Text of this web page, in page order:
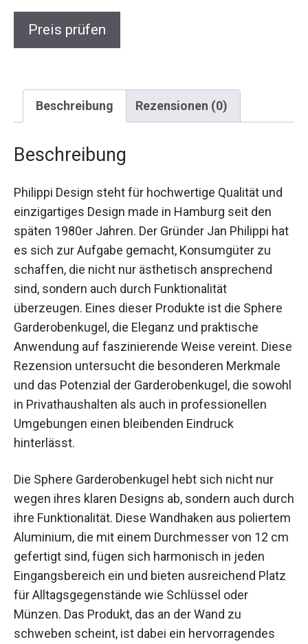
Preis prüfen
Beschreibung Rezensionen (0)
Beschreibung
Philippi Design steht für hochwertige Qualität und
einzigartiges Design made in Hamburg seit den
späten 1980er Jahren. Der Gründer Jan Philippi hat
es sich zur Aufgabe gemacht, Konsumgüter zu
schaffen, die nicht nur ästhetisch ansprechend
sind, sondern auch durch Funktionalität
überzeugen. Eines dieser Produkte ist die Sphere
Garderobenkugel, die Eleganz und praktische
Anwendung auf faszinierende Weise vereint. Diese
Rezension untersucht die besonderen Merkmale
und das Potenzial der Garderobenkugel, die sowohl
in Privathaushalten als auch in professionellen
Umgebungen einen bleibenden Eindruck
hinterlässt.
Die Sphere Garderobenkugel hebt sich nicht nur
wegen ihres klaren Designs ab, sondern auch durch
ihre Funktionalität. Diese Wandhaken aus poliertem
Aluminium, die mit einem Durchmesser von 12 cm
gefertigt sind, fügen sich harmonisch in jeden
Eingangsbereich ein und bieten ausreichend Platz
für Alltagsgegenstände wie Schlüssel oder
Münzen. Das Produkt, das an der Wand zu
schweben scheint, ist dabei ein hervorragendes